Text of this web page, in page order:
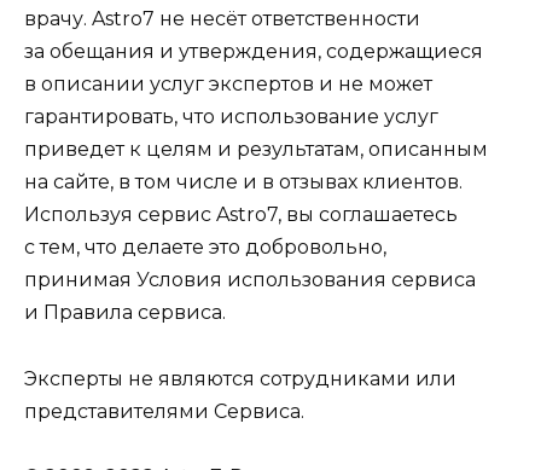
врачу. Astro7 не несёт ответственности
за обещания и утверждения, содержащиеся
в описании услуг экспертов и не может
гарантировать, что использование услуг
приведет к целям и результатам, описанным
на сайте, в том числе и в отзывах клиентов.
Используя сервис Astro7, вы соглашаетесь
с тем, что делаете это добровольно,
принимая Условия использования сервиса
и Правила сервиса.
Эксперты не являются сотрудниками или
представителями Сервиса.